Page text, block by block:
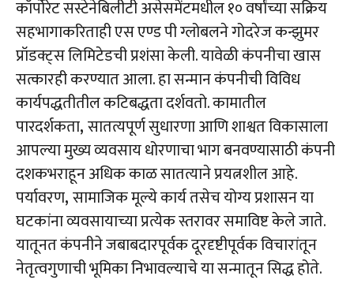
कॉर्पोरेट सस्टेनेबिलीटी असेसमेंटमधील १० वर्षांच्या सक्रिय
सहभागाकरिताही एस एण्ड पी ग्लोबलने गोदरेज कन्झुमर
प्रॉडक्ट्स लिमिटेडची प्रशंसा केली. यावेळी कंपनीचा खास
सत्कारही करण्यात आला. हा सन्मान कंपनीची विविध
कार्यपद्धतीतील कटिबद्धता दर्शवतो. कामातील
पारदर्शकता,सातत्यपूर्ण सुधारणा आणि शाश्वत विकासाला
आपल्या मुख्य व्यवसाय धोरणाचा भाग बनवण्यासाठी कंपनी
दशकभराहून अधिक काळ सातत्याने प्रयत्नशील आहे.
पर्यावरण,सामाजिक मूल्ये कार्य तसेच योग्य प्रशासन या
घटकांना व्यवसायाच्या प्रत्येक स्तरावर समाविष्ट केले जाते.
यातूनत कंपनीने जबाबदारपूर्वक दूरदृष्टीपूर्वक विचारांतून
नेतृत्वगुणाची भूमिका निभावल्याचे या सन्मातून सिद्ध होते.